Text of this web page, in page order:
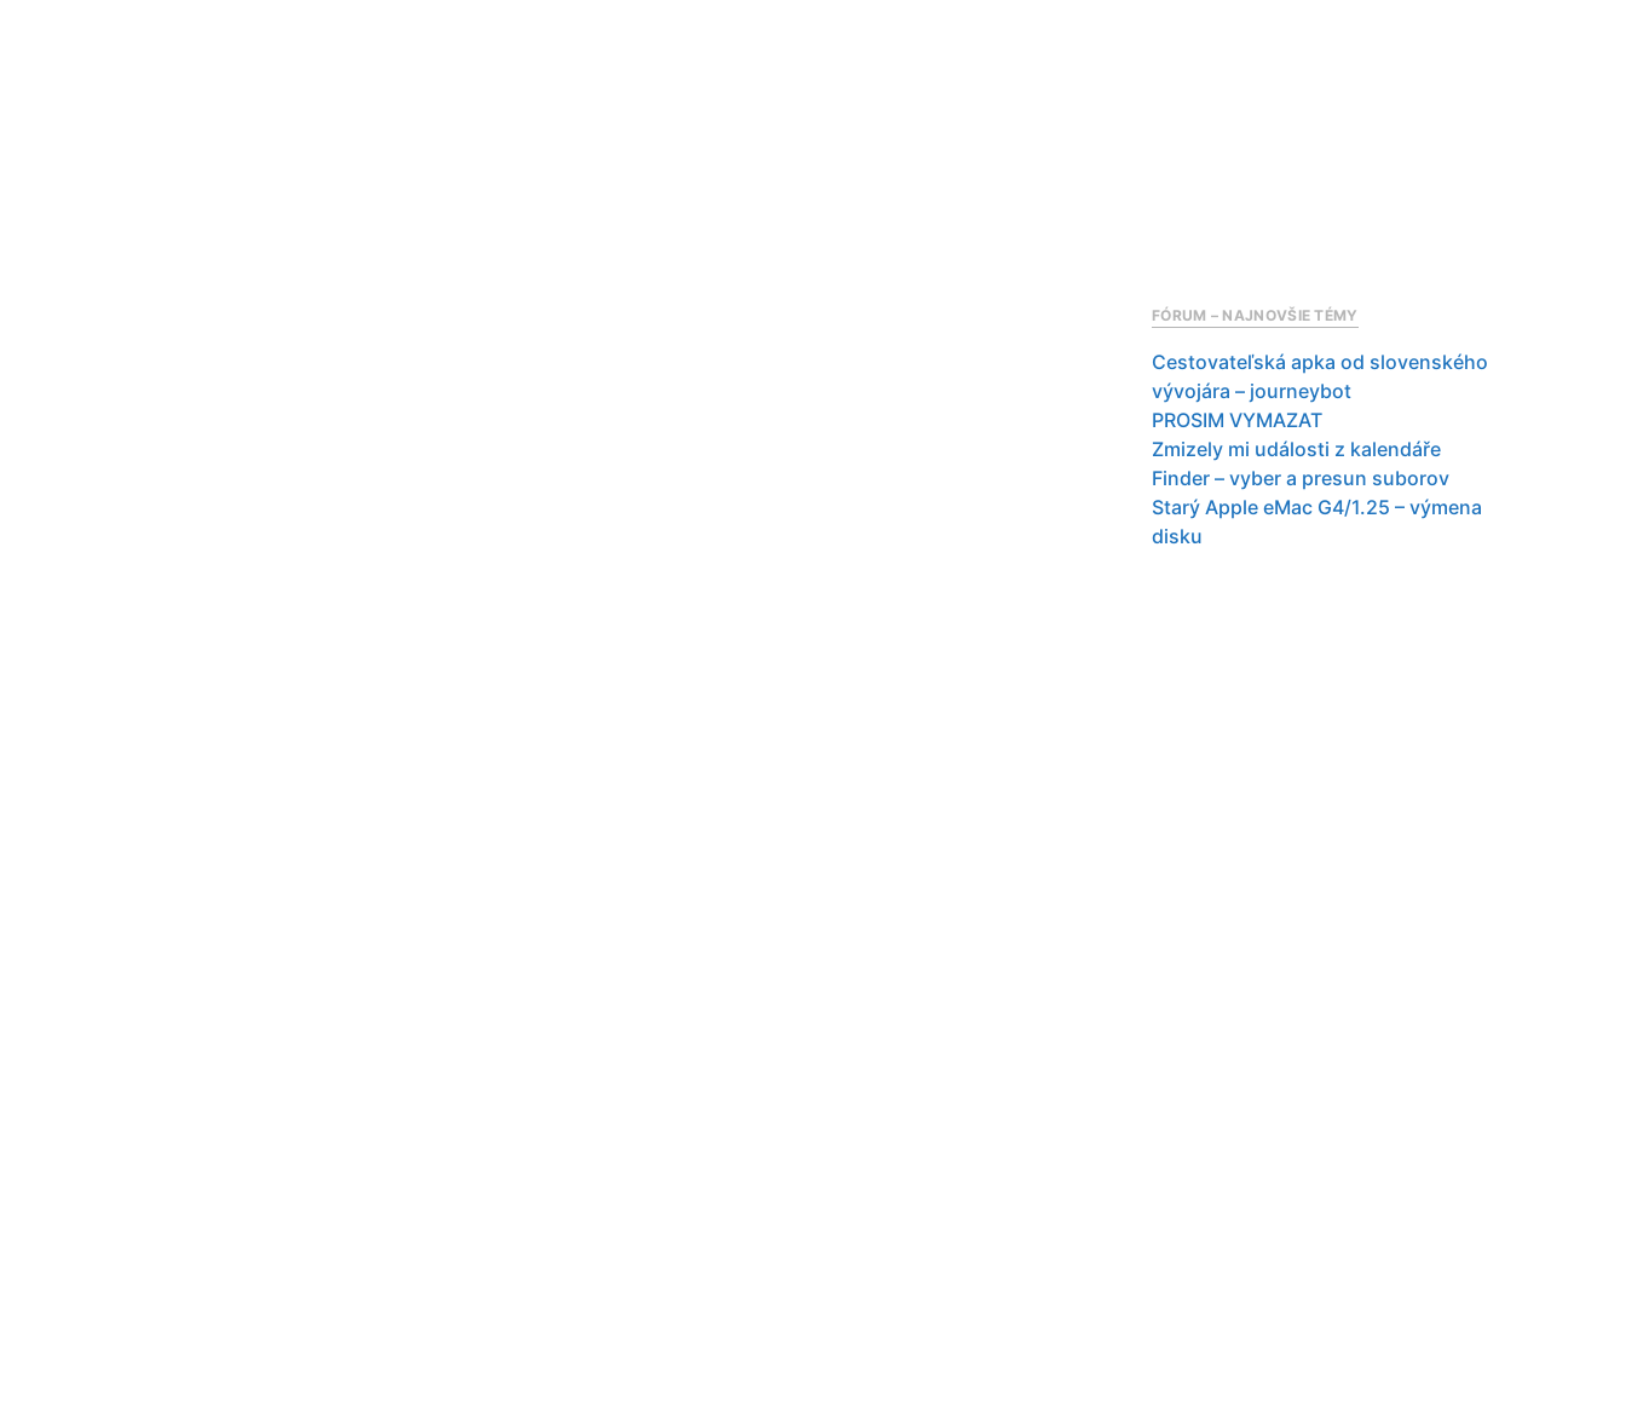
FÓRUM – NAJNOVŠIE TÉMY
Cestovateľská apka od slovenského
vývojára – journeybot
PROSIM VYMAZAT
Zmizely mi události z kalendáře
Finder – vyber a presun suborov
Starý Apple eMac G4/1.25 – výmena
disku